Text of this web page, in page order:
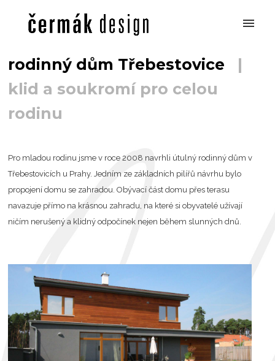
rodinný dům Třebestovice
|
klid a soukromí pro celou
rodinu
Pro mladou rodinu jsme v roce 2008 navrhli útulný rodinný dům v
Třebestovicích u Prahy. Jedním ze základních pilířů návrhu bylo
propojení domu se zahradou. Obývací část domu přes terasu
navazuje přímo na krásnou zahradu, na které si obyvatelé užívají
ničím nerušený a klidný odpočínek nejen během slunných dnů.